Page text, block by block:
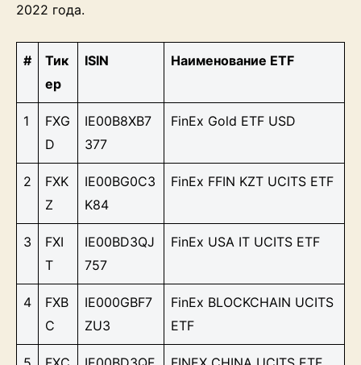
2022 года.
#
Тик
ер
ISIN Наименование ETF
1
FXG
D
IE00B8XB7
377
FinEx Gold ETF USD
2
FXK
Z
IE00BG0C3
K84
FinEx FFIN KZT UCITS ETF
3
FXI
T
IE00BD3QJ
757
FinEx USA IT UCITS ETF
4
FXB
C
IE000GBF7
ZU3
FinEx BLOCKCHAIN UCITS
ETF